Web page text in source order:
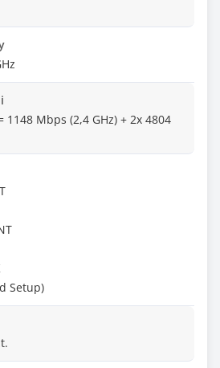
1148 Mbps (2,4 GHz) + 2x 4804
Setup)